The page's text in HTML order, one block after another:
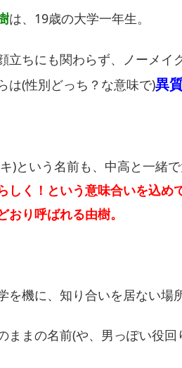
は、19歳の大学一年生。
立ちにも関わらず、ノーメイ
は(性別どっち？な意味で)異
)という名前も、中高と一緒
しく！という意味合いを込め
おり呼ばれる由樹。
を機に、知り合いを居ない場
ままの名前(や、男っぽい役